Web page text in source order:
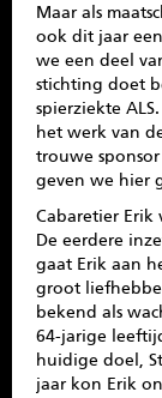
Maar als
ook dit jaar
we een deel
stichting doet
spierziekte
het werk van
trouwe
geven we hier
Cabaretier
De eerdere
gaat Erik aan
groot
bekend als
64-jarige
huidige doel,
jaar kon Erik